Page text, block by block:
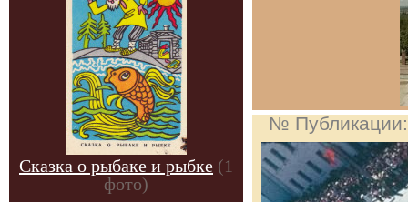
Сказка о рыбаке и рыбке (1
фото)
№